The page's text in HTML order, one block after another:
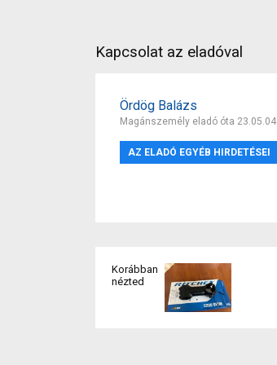
Kapcsolat az eladóval
Ördög Balázs
Magánszemély eladó óta 23.05.04
AZ ELADÓ EGYÉB HIRDETÉSEI
Korábban
nézted